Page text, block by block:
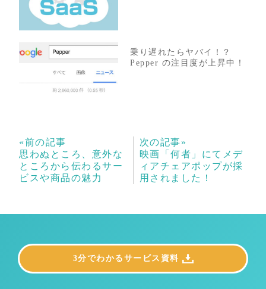
乗り遅れたらヤバイ！？
Pepper の注目度が上昇中！
«前の記事
思わぬところ、意外な
ところから伝わるサー
ビスや商品の魅力
次の記事»
映画「何者」にてメデ
ィアチェアポップが採
用されました！
3分でわかるサービス資料